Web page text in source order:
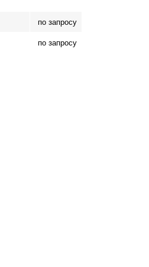
по запросу
по запросу